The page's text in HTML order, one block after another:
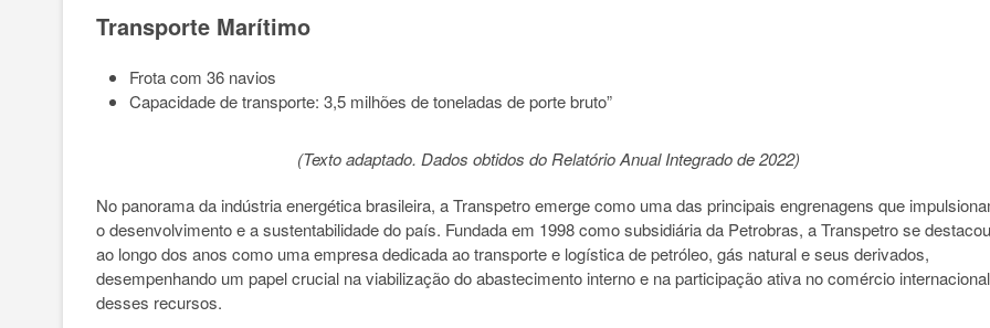
Transporte Marítimo
Frota com 36 navios
Capacidade de transporte: 3,5 milhões de toneladas de porte bruto”
(Texto adaptado. Dados obtidos do Relatório Anual Integrado de 2022)
No panorama da indústria energética brasileira, a Transpetro emerge como uma das principais engrenagens que
o desenvolvimento e a sustentabilidade do país. Fundada em 1998 como subsidiária da Petrobras, a Transpetro se destacou
ao longo dos anos como uma empresa dedicada ao transporte e logística de petróleo, gás natural e seus derivados,
desempenhando um papel crucial na viabilização do abastecimento interno e na participação ativa no comércio internacional
desses recursos.